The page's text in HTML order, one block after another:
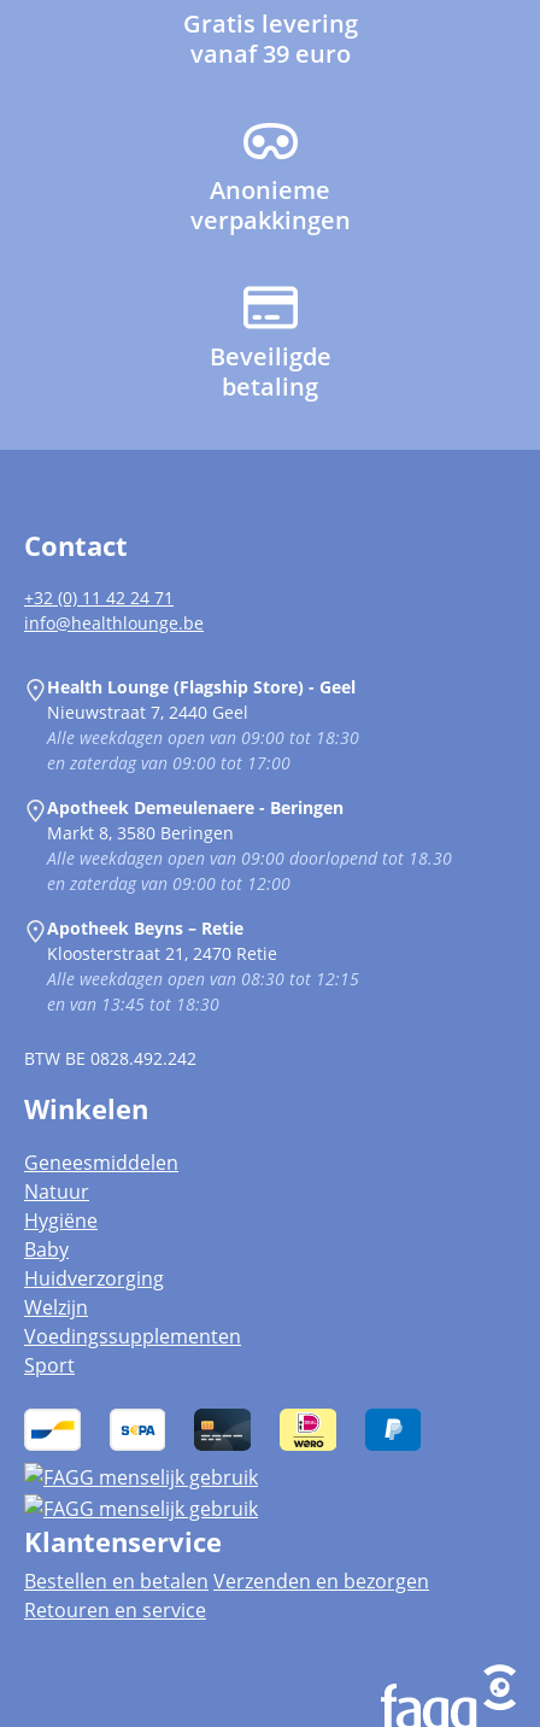
Gratis levering
vanaf 39 euro
Anonieme
verpakkingen
Beveiligde
betaling
Contact
+32 (0) 11 42 24 71
info@healthlounge.be
Health Lounge (Flagship Store) - Geel
Nieuwstraat 7, 2440 Geel
Alle weekdagen open van 09:00 tot 18:30
en zaterdag van 09:00 tot 17:00
Apotheek Demeulenaere - Beringen
Markt 8, 3580 Beringen
Alle weekdagen open van 09:00 doorlopend tot 18.30
en zaterdag van 09:00 tot 12:00
Apotheek Beyns – Retie
Kloosterstraat 21, 2470 Retie
Alle weekdagen open van 08:30 tot 12:15
en van 13:45 tot 18:30
BTW BE 0828.492.242
Winkelen
Geneesmiddelen
Natuur
Hygiëne
Baby
Huidverzorging
Welzijn
Voedingssupplementen
Sport
Klantenservice
Bestellen en betalen Verzenden en bezorgen
Retouren en service